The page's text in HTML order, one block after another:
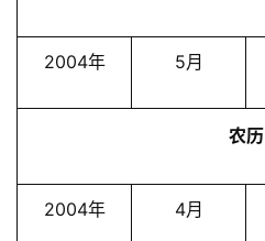
2004年 5月
农历
2004年 4月